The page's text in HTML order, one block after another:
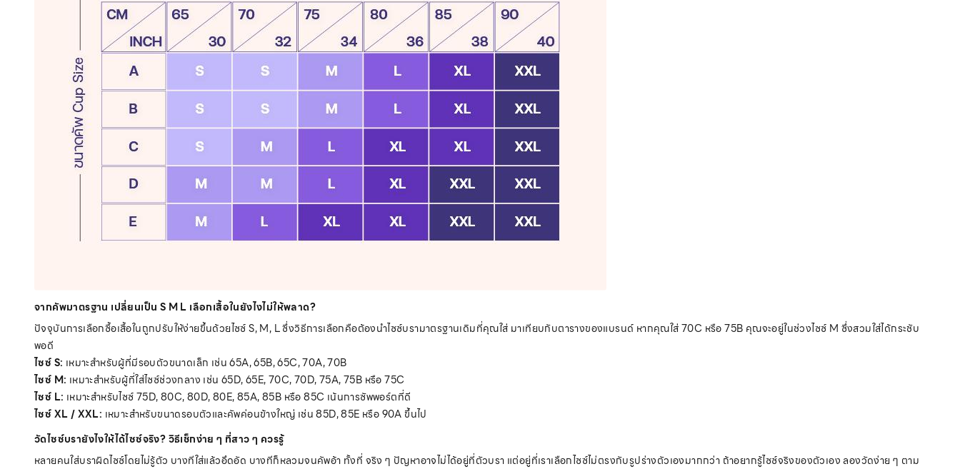
จากคัพมาตรฐาน เปลี่ยนเป็น S M L เลือกเสื้อในยังไงไม่ให้พลาด?
ปัจจุบันการเลือกซื้อเสื้อในถูกปรับให้ง่ายขึ้นด้วยไซซ์ S, M, L ซึ่งวิธีการเลือกคือต้องนำไซซ์บรามาตรฐานเดิมที่คุณใส่ มาเทียบกับตารางของแบรนด์ หากคุณใส่ 70C หรือ 75B คุณจะอยู่ในช่วงไซซ์ M ซึ่งสวมใส่ได้กระชับ
พอดี
ไซซ์ S: เหมาะสำหรับผู้ที่มีรอบตัวขนาดเล็ก เช่น 65A, 65B, 65C, 70A, 70B
ไซซ์ M: เหมาะสำหรับผู้ที่ใส่ไซซ์ช่วงกลาง เช่น 65D, 65E, 70C, 70D, 75A, 75B หรือ 75C
ไซซ์ L: เหมาะสำหรับไซซ์ 75D, 80C, 80D, 80E, 85A, 85B หรือ 85C เน้นการซัพพอร์ตที่ดี
ไซซ์ XL / XXL: เหมาะสำหรับขนาดรอบตัวและคัพค่อนข้างใหญ่ เช่น 85D, 85E หรือ 90A ขึ้นไป
วัดไซซ์บรายังไงให้ได้ไซซ์จริง? วิธีเช็กง่าย ๆ ที่สาว ๆ ควรรู้
หลายคนใส่บราผิดไซซ์โดยไม่รู้ตัว บางทีใส่แล้วอึดอัด บางทีก็หลวมจนคัพอ้า ทั้งที่ จริง ๆ ปัญหาอาจไม่ได้อยู่ที่ตัวบรา แต่อยู่ที่เราเลือกไซซ์ไม่ตรงกับรูปร่างตัวเองมากกว่า ถ้าอยากรู้ไซซ์จริงของตัวเอง ลองวัดง่าย ๆ ตาม